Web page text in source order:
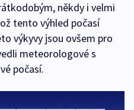
někdy i velmi
tento výhled počasí
výkyvy jsou ovšem pro
meteorologové s
počasí.